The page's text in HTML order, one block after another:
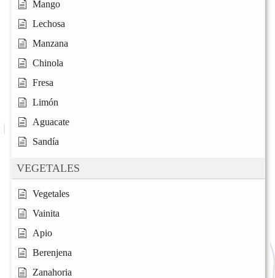
Mango
Lechosa
Manzana
Chinola
Fresa
Limón
Aguacate
Sandía
VEGETALES
Vegetales
Vainita
Apio
Berenjena
Zanahoria